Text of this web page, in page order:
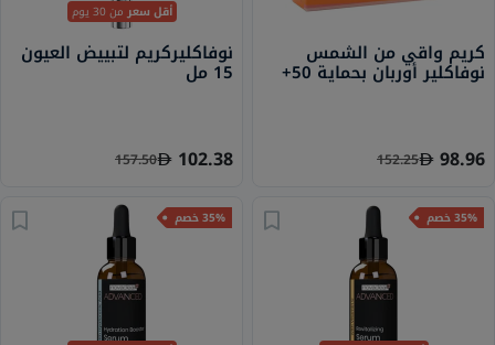
كريم واقي من الشمس
نوفاكلير أوربان بحماية 50+
للبشرة الدهنية - 40 مل × 3
98.96
152.25
أقل سعر من 30 يوم
نوفاكليركريم لتبييض العيون
15 مل
102.38
157.50
35% خصم 35% خصم